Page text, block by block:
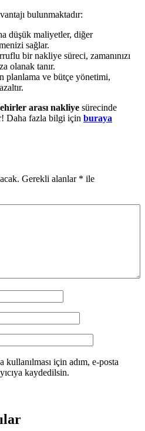
bulunmaktadır:
düşük maliyetler, diğer
sağlar.
bir nakliye süreci, zamanınızı
olanak tanır.
planlama ve bütçe yönetimi,
arası nakliye sürecinde
Daha fazla bilgi için buraya
Gerekli alanlar * ile
için adım, e-posta
kaydedilsin.